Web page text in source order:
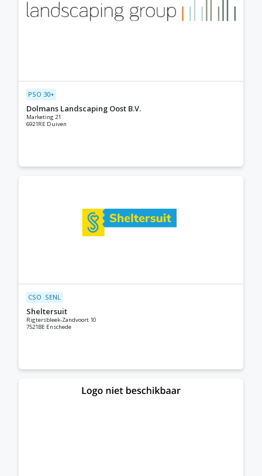
PSO 30+
Dolmans Landscaping Oost B.V.
Marketing 21
6921RE Duiven
CSO SENL
Sheltersuit
Rigtersbleek-Zandvoort 10
7521BE Enschede